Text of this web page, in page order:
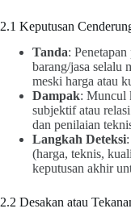
2.1 Keputusan
Tanda:
barang/jasa selalu
meski harga atau
Dampak: Muncul
subjektif atau
dan penilaian
Langkah Deteksi
(harga, teknis,
keputusan akhir
2.2 Desakan atau